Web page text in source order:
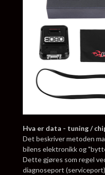
Hva er data - tuning /
Det beskriver metoden
bilens elektronikk og
Dette gjøres som regel
diagnoseport